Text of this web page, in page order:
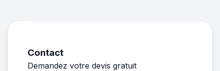
Contact
Demandez votre devis gratuit